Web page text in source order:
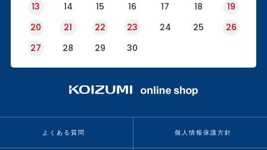
13
14 15 16 17 18
19
20
21 22 23 24 25
26
27
28 29 30
よくある質問 個人情報保護方針